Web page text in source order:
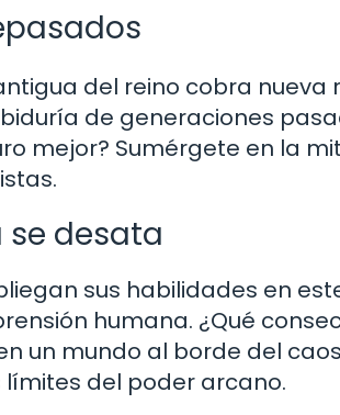
del reino cobra
de generaciones
mejor? Sumérgete en la
se desata
sus habilidades en
humana. ¿Qué
un mundo al borde del
del poder arcano.